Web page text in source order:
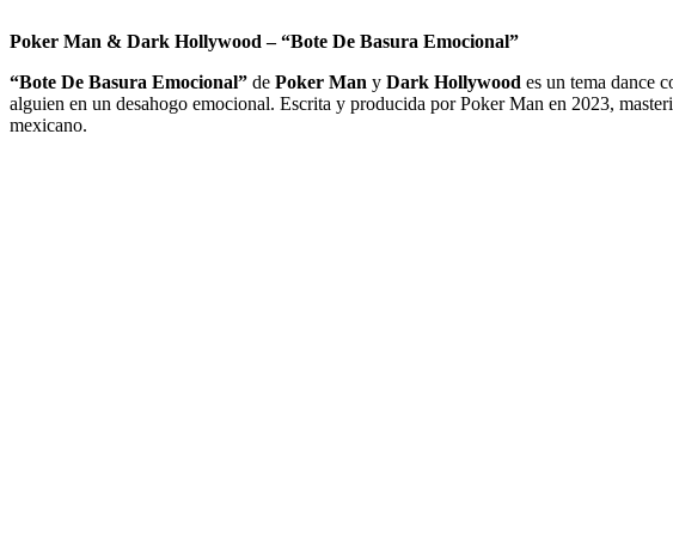
Poker Man & Dark Hollywood – “Bote De Basura Emocional”
“Bote De Basura Emocional” de Poker Man y Dark Hollywood es un tema dance
alguien en un desahogo emocional. Escrita y producida por Poker Man en 2023,
mexicano.